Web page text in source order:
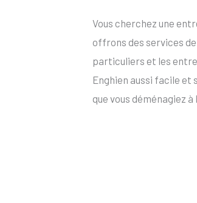
Vous cherchez une
offrons des services de
particuliers et les
Enghien aussi facile et
que vous déménagiez à